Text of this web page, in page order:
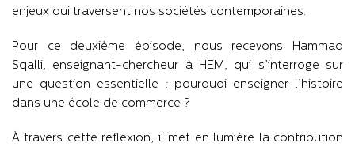
enjeux qui traversent nos sociétés contemporaines.
Pour ce deuxième épisode, nous recevons Hammad
Sqalli, enseignant-chercheur à HEM, qui s’interroge sur
une question essentielle : pourquoi enseigner l’histoire
dans une école de commerce ?
À travers cette réflexion, il met en lumière la contribution